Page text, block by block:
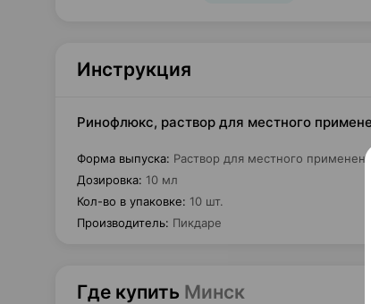
Инструкция
Ринофлюкс, раствор для местного
Форма выпуска: Раствор для местного
Дозировка: 10 мл
Кол-во в упаковке: 10 шт.
Производитель: Пикдаре
Где купить Минск